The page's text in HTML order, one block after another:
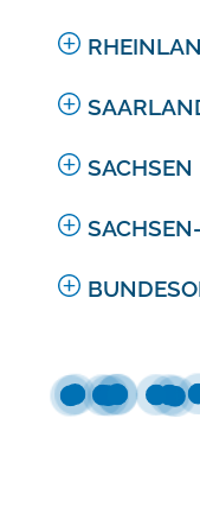
SACHSEN